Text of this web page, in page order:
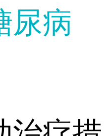
尿病